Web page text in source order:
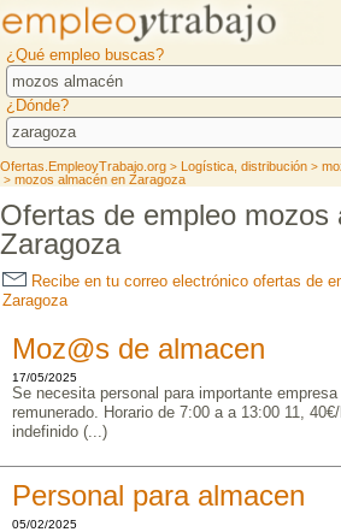
¿Qué empleo buscas?
¿Dónde?
Ofertas.EmpleoyTrabajo.org > Logística, distribución >
> mozos almacén en Zaragoza
Ofertas de empleo mozos
Zaragoza
Recibe en tu correo electrónico ofertas de
Zaragoza
Moz@s de almacen
17/05/2025
Se necesita personal para importante
remunerado. Horario de 7:00 a a 13:00 11,
indefinido (...)
Personal para almacen
05/02/2025